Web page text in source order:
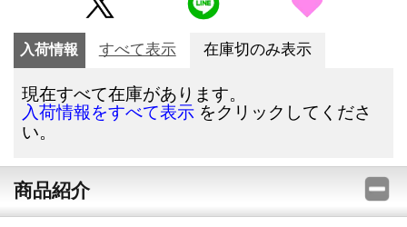
入荷情報 すべて表示 在庫切のみ表示
現在すべて在庫があります。
入荷情報をすべて表示 をクリックしてくださ
い。
商品紹介